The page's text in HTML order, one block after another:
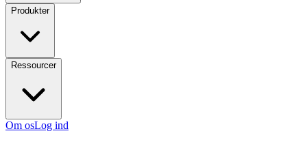
Produkter
Ressourcer
Om osLog ind